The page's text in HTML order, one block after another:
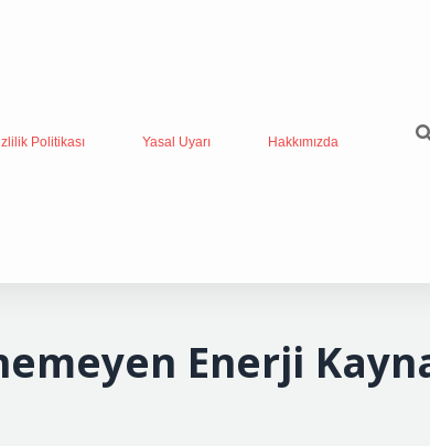
Politikası Yasal Uyarı Hakkımızda
Enerji